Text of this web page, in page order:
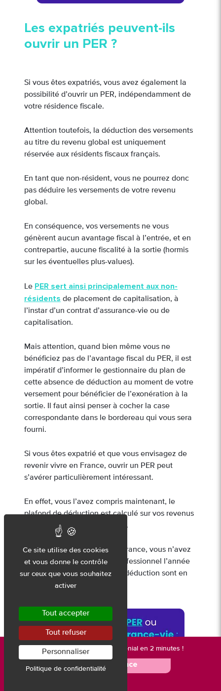
Ce site utilise des cookies
et vous donne le contrôle
sur ceux que vous souhaitez
activer
Tout accepter
Tout refuser
Personnaliser
Politique de confidentialité
Nouveau :votre bilan patrimonial en 2 minutes !
🚀 Je me lance
Les expatriés peuvent-ils
ouvrir un PER ?
Si vous êtes expatriés, vous avez également la
possibilité d’ouvrir un PER, indépendamment de
votre résidence fiscale.
Attention toutefois, la déduction des versements
au titre du revenu global est uniquement
réservée aux résidents fiscaux français.
En tant que non-résident, vous ne pourrez donc
pas déduire les versements de votre revenu
global.
En conséquence, vos versements ne vous
génèrent aucun avantage fiscal à l’entrée, et en
contrepartie, aucune fiscalité à la sortie (hormis
sur les éventuelles plus-values).
Le PER sert ainsi principalement aux non-
résidents de placement de capitalisation, à
l’instar d’un contrat d’assurance-vie ou de
capitalisation.
Mais attention, quand bien même vous ne
bénéficiez pas de l’avantage fiscal du PER, il est
impératif d’informer le gestionnaire du plan de
cette absence de déduction au moment de votre
versement pour bénéficier de l’exonération à la
sortie. Il faut ainsi penser à cocher la case
correspondante dans le bordereau qui vous sera
fourni.
Si vous êtes expatrié et que vous envisagez de
revenir vivre en France, ouvrir un PER peut
s’avérer particulièrement intéressant.
En effet, vous l’avez compris maintenant, le
plafond de déduction est calculé sur vos revenus
professionnels de l’année N-1.
Or, si vous revenez vivre en France, vous n’avez
donc perçu aucun revenu professionnel l’année
précédente, vos plafonds de déduction sont en
principe nuls.